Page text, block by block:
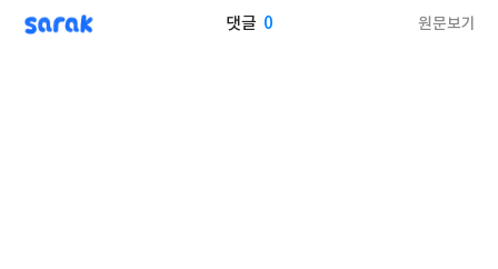
sarak 댓글 0 원문보기